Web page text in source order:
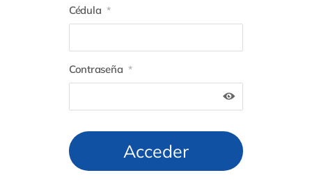
Cédula *
Contraseña *